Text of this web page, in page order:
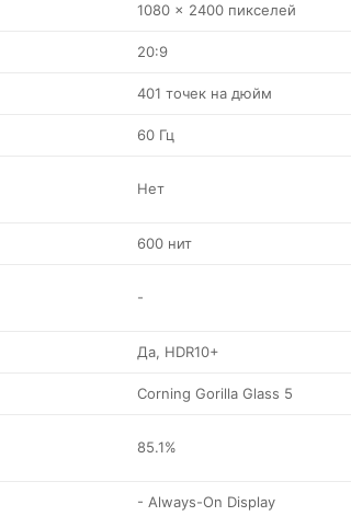
1080 x 2400 пикселей
20:9
401 точек на дюйм
60 Гц
Нет
600 нит
-
Да, HDR10+
Corning Gorilla Glass 5
85.1%
- Always-On Display